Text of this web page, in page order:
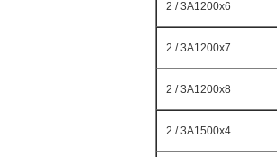
2 / 3A1200x6
2 / 3A1200x7
2 / 3A1200x8
2 / 3A1500x4